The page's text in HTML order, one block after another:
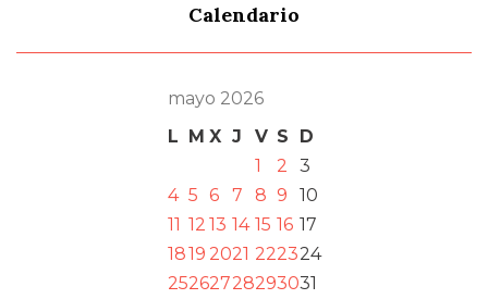
Calendario
mayo 2026
L M X J V S
D
1
2
3
4 5 6 7 8 9
10
11 12 13 14 15 16 17
1819 2021 222324
25262728293031